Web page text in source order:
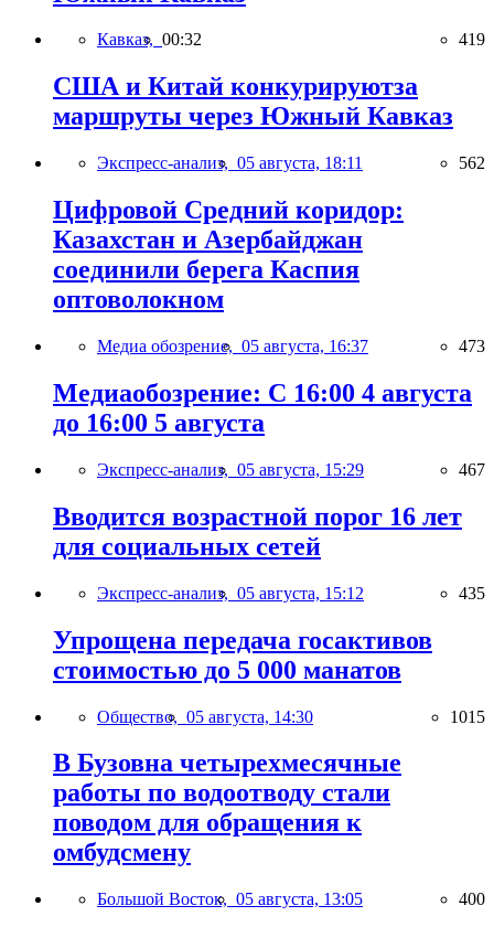
Кавказ, 00:32 419
США и Китай конкурируютза
маршруты через Южный Кавказ
Экспресс-анализ, 05 августа, 18:11 562
Цифровой Средний коридор:
Казахстан и Азербайджан
соединили берега Каспия
оптоволокном
Медиа обозрение, 05 августа, 16:37 473
Медиаобозрение: С 16:00 4 августа
до 16:00 5 августа
Экспресс-анализ, 05 августа, 15:29 467
Вводится возрастной порог 16 лет
для социальных сетей
Экспресс-анализ, 05 августа, 15:12 435
Упрощена передача госактивов
стоимостью до 5 000 манатов
Общество, 05 августа, 14:30 1015
В Бузовна четырехмесячные
работы по водоотводу стали
поводом для обращения к
омбудсмену
Большой Восток, 05 августа, 13:05 400